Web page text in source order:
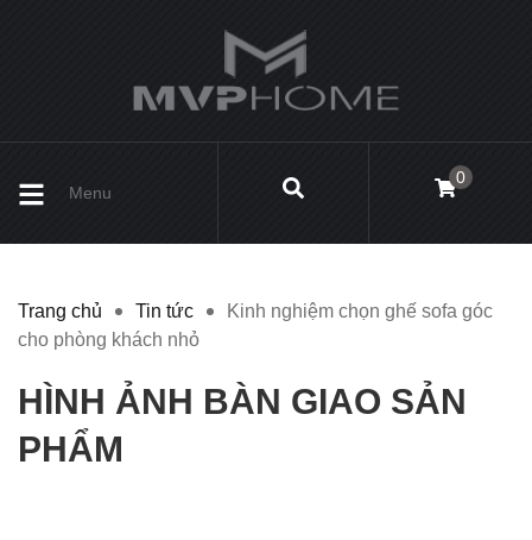
Menu
0
Trang chủ Tin tức
Kinh nghiệm chọn ghế sofa góc
cho phòng khách nhỏ
HÌNH ẢNH BÀN GIAO SẢN
PHẨM